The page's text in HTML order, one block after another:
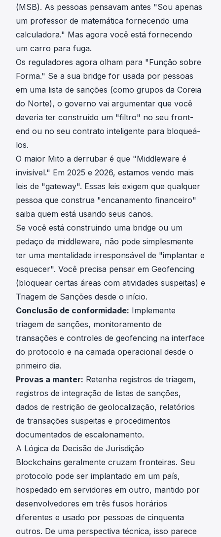
(MSB). As pessoas pensavam antes "Sou apenas
um professor de matemática fornecendo uma
calculadora." Mas agora você está fornecendo
um carro para fuga.
Os reguladores agora olham para "Função sobre
Forma." Se a sua bridge for usada por pessoas
em uma lista de sanções (como grupos da Coreia
do Norte), o governo vai argumentar que você
deveria ter construído um "filtro" no seu front-
end ou no seu contrato inteligente para bloqueá-
los.
O maior Mito a derrubar é que "Middleware é
invisível." Em 2025 e 2026, estamos vendo mais
leis de "gateway". Essas leis exigem que qualquer
pessoa que construa "encanamento financeiro"
saiba quem está usando seus canos.
Se você está construindo uma bridge ou um
pedaço de middleware, não pode simplesmente
ter uma mentalidade irresponsável de "implantar e
esquecer". Você precisa pensar em Geofencing
(bloquear certas áreas com atividades suspeitas) e
Triagem de Sanções desde o início.
Conclusão de conformidade: Implemente
triagem de sanções, monitoramento de
transações e controles de geofencing na interface
do protocolo e na camada operacional desde o
primeiro dia.
Provas a manter: Retenha registros de triagem,
registros de integração de listas de sanções,
dados de restrição de geolocalização, relatórios
de transações suspeitas e procedimentos
documentados de escalonamento.
A Lógica de Decisão de Jurisdição
Blockchains geralmente cruzam fronteiras. Seu
protocolo pode ser implantado em um país,
hospedado em servidores em outro, mantido por
desenvolvedores em três fusos horários
diferentes e usado por pessoas de cinquenta
outros. De uma perspectiva técnica, isso parece